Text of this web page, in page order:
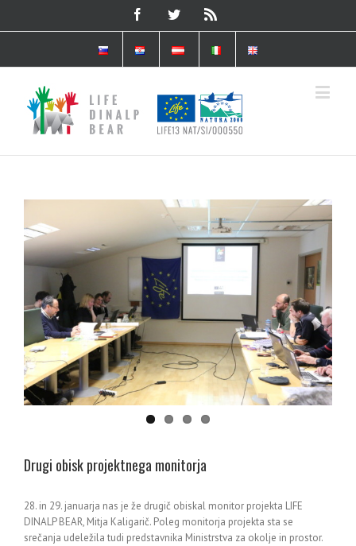
Drugi obisk projektnega monitorja
28. in 29. januarja nas je že drugič obiskal monitor projekta LIFE
DINALP BEAR, Mitja Kaligarič. Poleg monitorja projekta sta se
srečanja udeležila tudi predstavnika Ministrstva za okolje in prostor.